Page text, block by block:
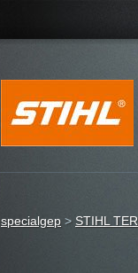
specialgep > STIHL